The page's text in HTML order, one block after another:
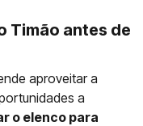
Timão antes de
aproveitar a
a
o elenco para